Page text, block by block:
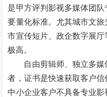
是甲方评判影视多媒体团
要量化标准。尤其城市文
市宣传短片、政企数字展
极高。
自由剪辑师、独立多
者，证书是快速获取客户信
中小企业客户不具备专业